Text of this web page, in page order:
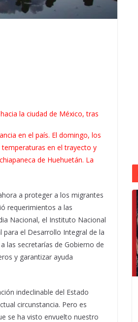
la ciudad de México, tras
en el país. El domingo, los
en el trayecto y
de Huehuetán. La
a proteger a los migrantes
requerimientos a las
Nacional, el Instituto Nacional
para el Desarrollo Integral de la
las secretarías de Gobierno de
y garantizar ayuda
indeclinable del Estado
circunstancia. Pero es
se ha visto envuelto nuestro